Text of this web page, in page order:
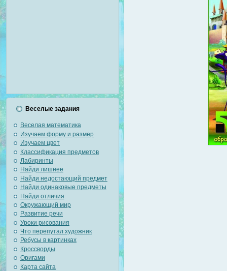
Веселые задания
Веселая математика
Изучаем форму и размер
Изучаем цвет
Классификация предметов
Лабиринты
Найди лишнее
Найди недостающий предмет
Найди одинаковые предметы
Найди отличия
Окружающий мир
Развитие речи
Уроки рисования
Что перепутал художник
Ребусы в картинках
Кроссворды
Оригами
Карта сайта